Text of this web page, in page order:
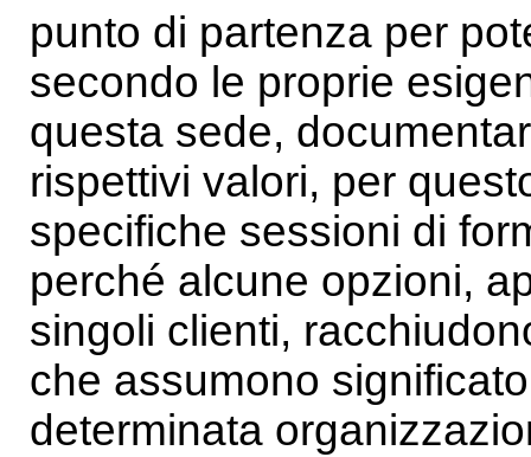
punto di partenza per
secondo le proprie
questa sede,
rispettivi valori, per
specifiche sessioni di
perché alcune opzioni,
singoli clienti,
che assumono
determinata